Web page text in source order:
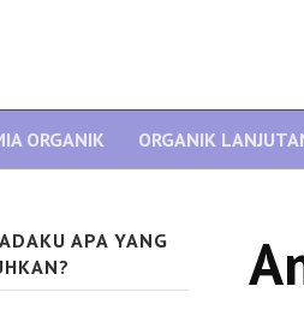
ORGANIK ORGANIK
APA YANG